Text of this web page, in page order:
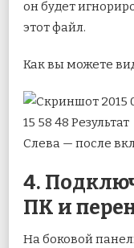
он будет
этот файл.
Как вы можете
Слева — после
4.
ПК и
На боковой